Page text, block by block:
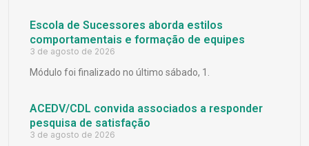
Escola de Sucessores aborda estilos
comportamentais e formação de equipes
3 de agosto de 2026
Módulo foi finalizado no último sábado, 1.
ACEDV/CDL convida associados a responder
pesquisa de satisfação
3 de agosto de 2026